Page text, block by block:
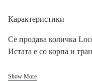
Карактеристики
Се продава количка
Истата е со корпа и
Show More